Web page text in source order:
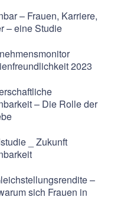
– Frauen, Karriere,
– eine Studie
2023
– Die Rolle der
_ Zukunft
–
sich Frauen in